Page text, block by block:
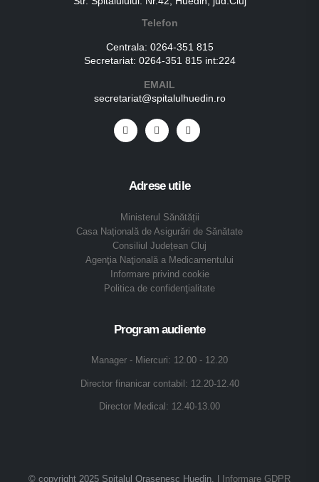
Telefon
Centrala: 0264-351 815
Secretariat: 0264-351 815 int:224
EMAIL
secretariat@spitalulhuedin.ro
Adrese utile
Ministerul Sănătății
Casa Națională de Asigurări de Sănătate
Consiliul Județean Cluj
Agenţia Naţională a Medicamentului
Informare privind cookie
Politica de confidenţialitate
Program audiente
Manager - Miercuri: 12.00 - 12.20
Director finanicar contabil: 12.20-12.40
Director Medical: 12.40-13.00
© copyright 2025 Spitalul Orasenesc Huedin. | Informare GDPR